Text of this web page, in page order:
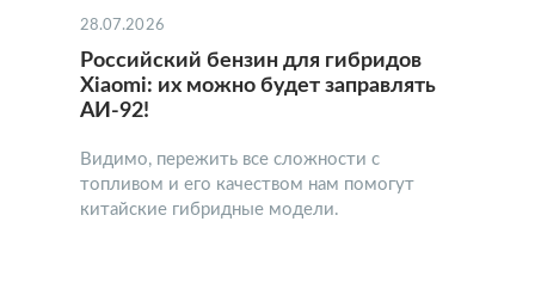
28.07.2026
Российский бензин для гибридов
Xiaomi: их можно будет заправлять
АИ-92!
Видимо, пережить все сложности с
топливом и его качеством нам помогут
китайские гибридные модели.